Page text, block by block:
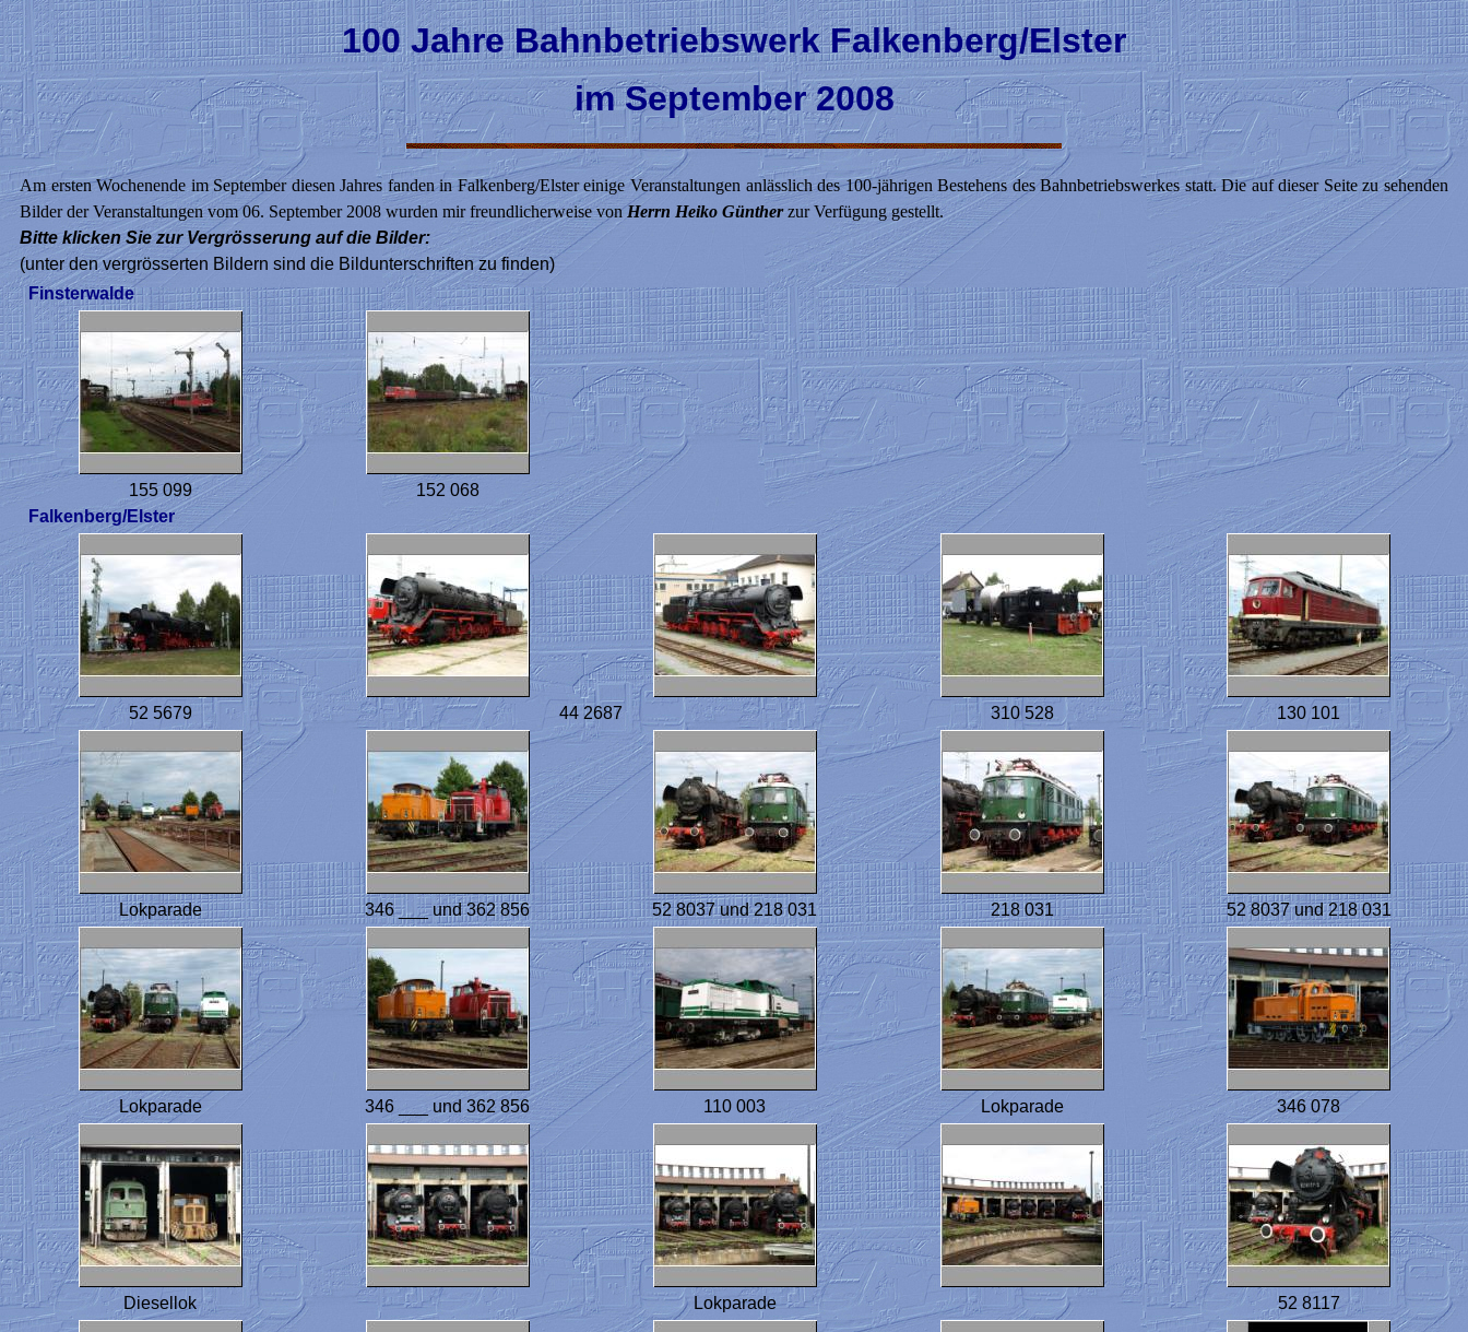
100 Jahre Bahnbetriebswerk Falkenberg/Elster
im September 2008
Am ersten Wochenende im September diesen Jahres fanden in Falkenberg/Elster einige Veranstaltungen anlässlich des 100-jährigen Bestehens des Bahnbetriebswerkes statt. Die auf dieser Seite zu sehenden
Bilder der Veranstaltungen vom 06. September 2008 wurden mir freundlicherweise vonHerrn Heiko Güntherzur Verfügung gestellt.
Bitte klicken Sie zur Vergrösserung auf die Bilder:
(unter den vergrösserten Bildern sind die Bildunterschriften zu finden)
Finsterwalde
155 099
152 068
Falkenberg/Elster
52 5679 44 2687 310 528 130 101
Lokparade 346 ___ und 362 856 52 8037 und 218 031 218 031 52 8037 und 218 031
Lokparade 346 ___ und 362 856 110 003 Lokparade 346 078
Diesellok Lokparade 52 8117